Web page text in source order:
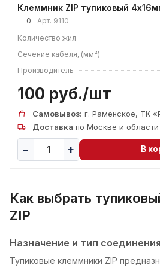
Клеммник ZIP тупиковый
0 Арт. 9110
Количество жил
Сечение кабеля, (мм²)
Производитель
100 руб./шт
Самовывоз: г. Раменское, ТК
Доставка по Москве и
В
Как выбрать
ZIP
Назначение и тип соединения
Тупиковые клеммники ZIP